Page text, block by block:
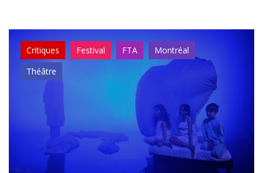
Critiques Festival FTA
Montréal
Théâtre